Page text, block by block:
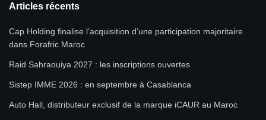
Articles récents
Cap Holding finalise l’acquisition d’une participation majoritaire
dans Forafric Maroc
Raid Sahraouiya 2027 : les inscriptions ouvertes
Sistep IMME 2026 : en septembre à Casablanca
Auto Hall, distributeur exclusif de la marque iCAUR au Maroc